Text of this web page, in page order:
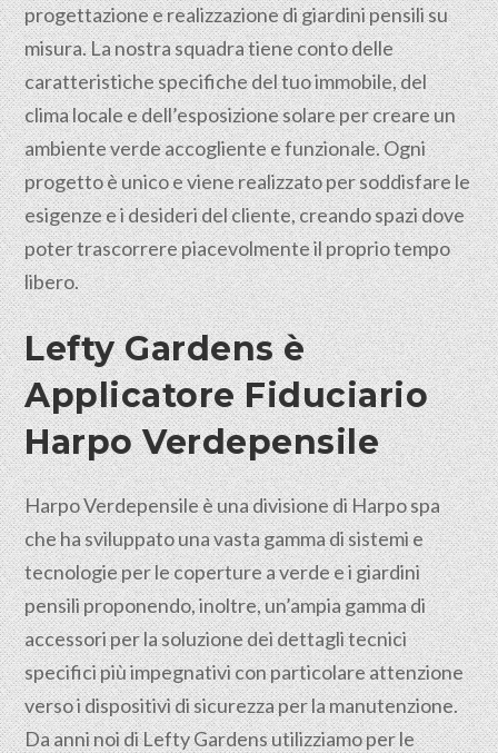
progettazione e realizzazione di giardini pensili su
misura. La nostra squadra tiene conto delle
caratteristiche specifiche del tuo immobile, del
clima locale e dell’esposizione solare per creare un
ambiente verde accogliente e funzionale. Ogni
progetto è unico e viene realizzato per soddisfare le
esigenze e i desideri del cliente, creando spazi dove
poter trascorrere piacevolmente il proprio tempo
libero.
Lefty Gardens è
Applicatore Fiduciario
Harpo Verdepensile
Harpo Verdepensile è una divisione di Harpo spa
che ha sviluppato una vasta gamma di sistemi e
tecnologie per le coperture a verde e i giardini
pensili proponendo, inoltre, un’ampia gamma di
accessori per la soluzione dei dettagli tecnici
specifici più impegnativi con particolare attenzione
verso i dispositivi di sicurezza per la manutenzione.
Da anni noi di Lefty Gardens utilizziamo per le